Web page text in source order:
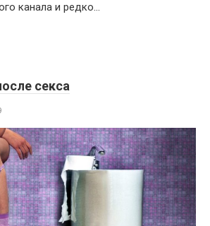
канала и редко…
секса